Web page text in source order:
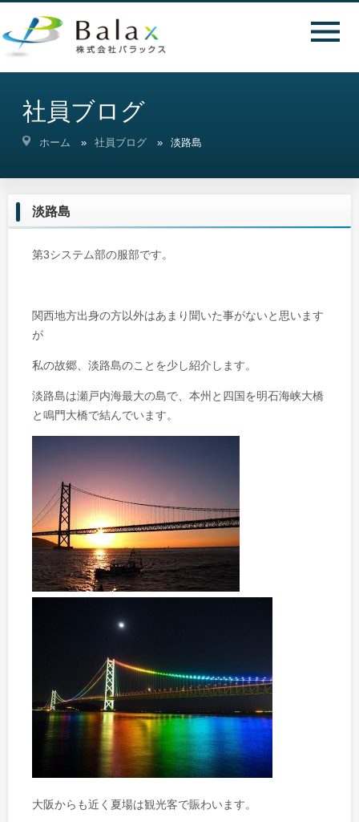
社員ブログ
ホーム 社員ブログ 淡路島
淡路島
第3システム部の服部です。
関西地方出身の方以外はあまり聞いた事がないと思います
が
私の故郷、淡路島のことを少し紹介します。
淡路島は瀬戸内海最大の島で、本州と四国を明石海峡大橋
と鳴門大橋で結んでいます。
大阪からも近く夏場は観光客で賑わいます。